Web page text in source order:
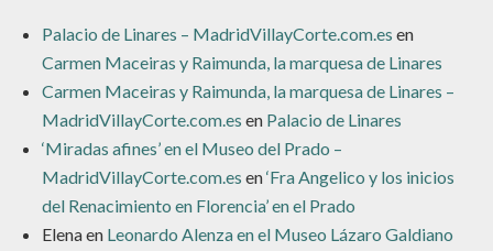
Palacio de Linares – MadridVillayCorte.com.es en
Carmen Maceiras y Raimunda, la marquesa de Linares
Carmen Maceiras y Raimunda, la marquesa de Linares –
MadridVillayCorte.com.es en Palacio de Linares
‘Miradas afines’ en el Museo del Prado –
MadridVillayCorte.com.es en‘Fra Angelico y los inicios
del Renacimiento en Florencia’ en el Prado
Elenaen Leonardo Alenza en el Museo Lázaro Galdiano